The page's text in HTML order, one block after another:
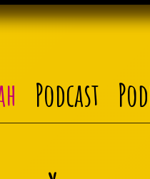
Podcast